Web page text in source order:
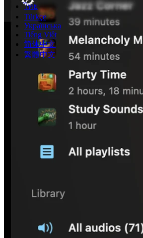
ไทย
Türkçe
Українська
Tiếng Việt
简体中文
繁體中文